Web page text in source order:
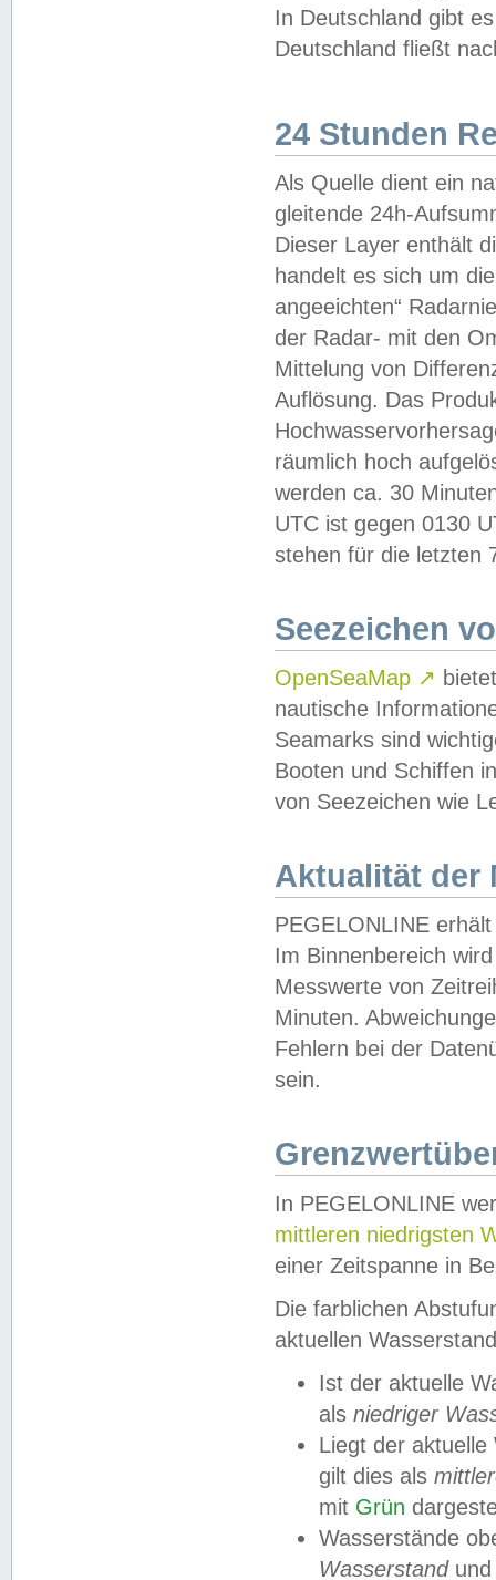
In Deutschland gibt
Deutschland fließt
24 Stunden
Als Quelle dient ein
gleitende 24h-
Dieser Layer enthält
handelt es sich um
angeeichten“
der Radar- mit den
Mittelung von
Auflösung. Das
räumlich hoch
werden ca. 30
UTC ist gegen 0130
stehen für die letzten
Seezeichen
OpenSeaMap ↗
nautische
Seamarks sind
Booten und Schiffen
von Seezeichen wie
Aktualität der
PEGELONLINE
Im Binnenbereich
Messwerte von
Minuten.
Fehlern bei der
sein.
In PEGELONLINE
mittleren niedrigsten
einer Zeitspanne in
Die farblichen
aktuellen
Ist der aktuelle
als niedriger
Liegt der
gilt dies als
mit Grün
Wasserstände
Wasserstandund